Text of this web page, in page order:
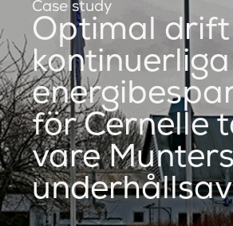
Case study
Optimal drift
kontinuerliga
för Cernelle
vare Munters